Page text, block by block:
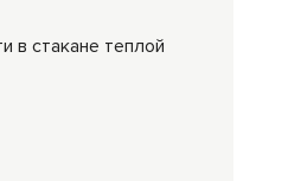
в стакане теплой